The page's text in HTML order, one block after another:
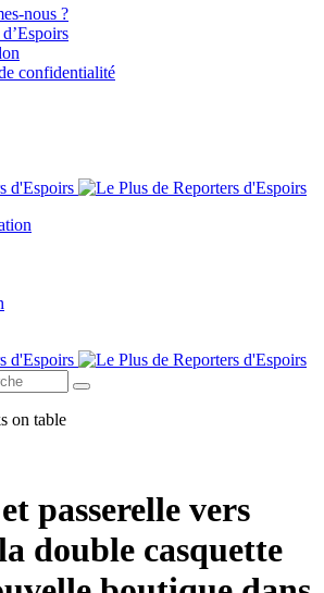
nous ?
confidentialité
passerelle vers
double casquette